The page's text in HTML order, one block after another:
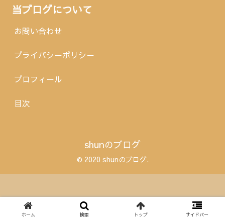
当ブログについて
お問い合わせ
プライバシーポリシー
プロフィール
目次
shunのブログ
© 2020 shunのブログ.
ホーム 検索 トップ サイドバー